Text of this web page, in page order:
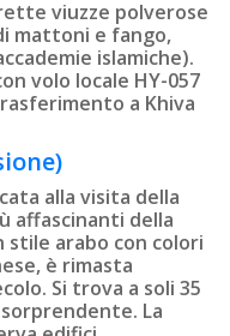
viuzze polverose
mattoni e fango,
islamiche).
volo locale HY-057
a Khiva
alla visita della
affascinanti della
arabo con colori
è rimasta
Si trova a soli 35
La